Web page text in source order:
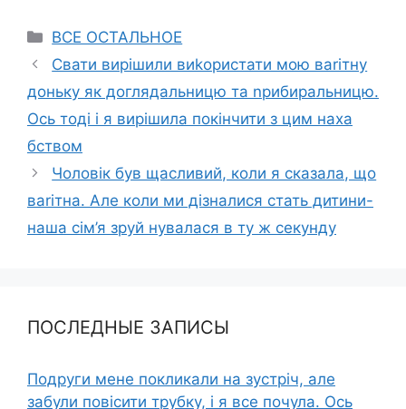
Categories
ВСЕ ОСТАЛЬНОЕ
Свати вирішили виkористати мою ваrітну
доньку як доглядальницю та nрибиральницю.
Ось тоді і я вирішила покінчити з цим наха
бством
Чоловік був щасливий, коли я сказала, що
ваrітна. Але коли ми дізналися стать дитини-
наша сім’я зруй нувалася в ту ж секунду
ПОСЛЕДНЫЕ ЗАПИСЫ
Подруги мене покликали на зустріч, але
забули повісити трубку, і я все почула. Ось